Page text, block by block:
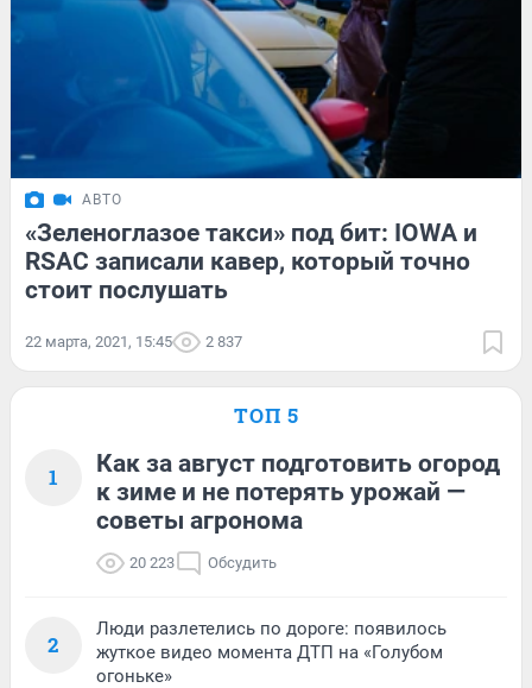
АВТО
«Зеленоглазое такси» под бит: IOWA и
RSAC записали кавер, который точно
стоит послушать
22 марта, 2021, 15:45 2 837
ТОП 5
1
Как за август подготовить огород
к зиме и не потерять урожай —
советы агронома
20 223 Обсудить
2
Люди разлетелись по дороге: появилось
жуткое видео момента ДТП на «Голубом
огоньке»